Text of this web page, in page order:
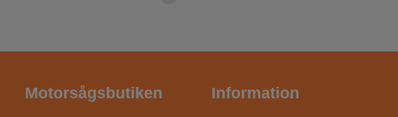
Motorsågsbutiken Information